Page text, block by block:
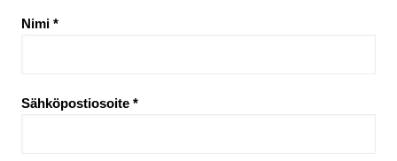
Nimi *
Sähköpostiosoite *